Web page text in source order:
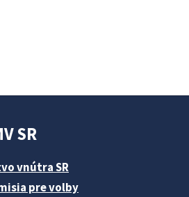
SR
vnútra SR
pre volby